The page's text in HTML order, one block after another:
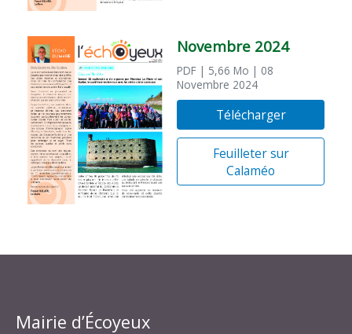
Novembre 2024
PDF | 5,66 Mo | 08
Novembre 2024
Télécharger
Feuilleter sur
Calaméo
Mairie d’Écoyeux